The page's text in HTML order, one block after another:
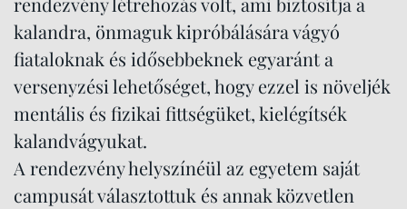
kalandra, önmaguk kipróbálására vágyó
fiataloknak és idősebbeknek egyaránt a
versenyzési lehetőséget, hogy ezzel is növeljék
mentális és fizikai fittségüket, kielégítsék
kalandvágyukat.
A rendezvény helyszínéül az egyetem saját
campusát választottuk és annak közvetlen